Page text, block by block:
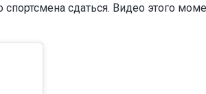
сдаться. Видео этого